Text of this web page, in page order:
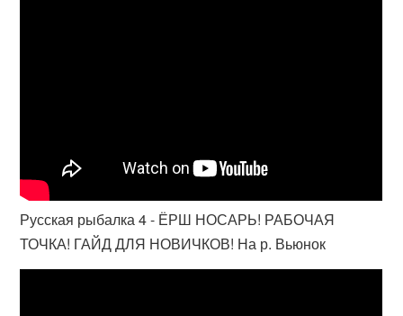
Русская рыбалка 4 - ЁРШ НОСАРЬ! РАБОЧАЯ
ТОЧКА! ГАЙД ДЛЯ НОВИЧКОВ! На р. Вьюнок